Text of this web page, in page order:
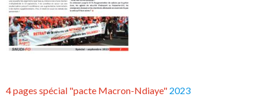
4 pages spécial "pacte Macron-Ndiaye" 2023